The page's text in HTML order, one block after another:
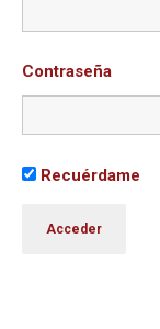
Contraseña
Recuérdame